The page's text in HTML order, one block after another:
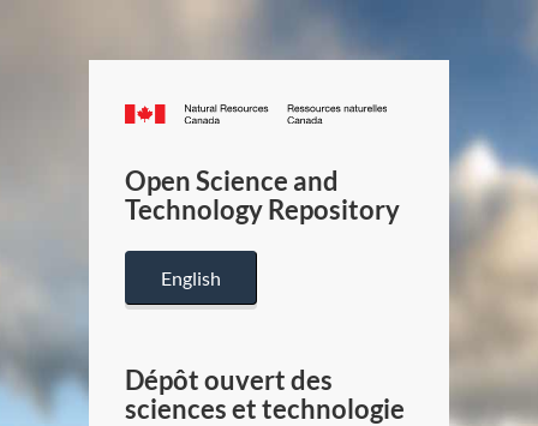
Canada.ca
/
Canada
Open Science and
Technology Repository
English
Dépôt ouvert des
sciences et technologie